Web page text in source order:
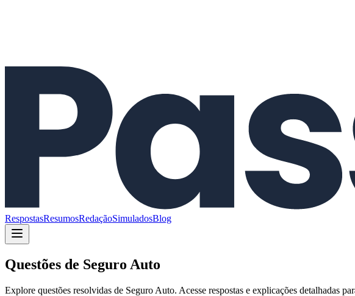
RespostasResumosRedaçãoSimuladosBlog
Questões de Seguro Auto
Explore questões resolvidas de Seguro Auto. Acesse respostas e explicações detalhadas